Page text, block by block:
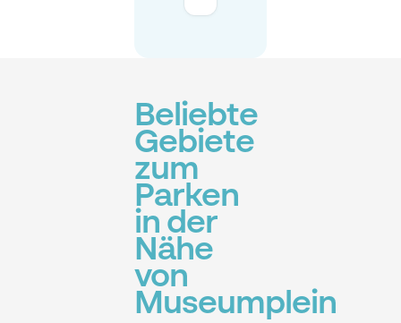
Beliebte
Gebiete
zum
Parken
in der
Nähe
von
Museumplein